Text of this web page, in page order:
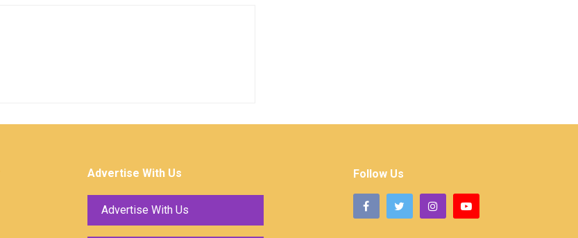
Advertise With Us
Advertise With Us
Follow Us